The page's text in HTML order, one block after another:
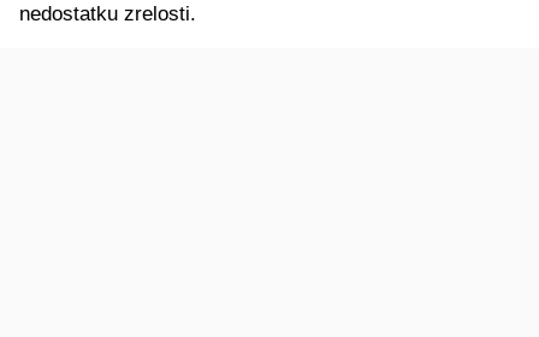
nedostatku zrelosti.